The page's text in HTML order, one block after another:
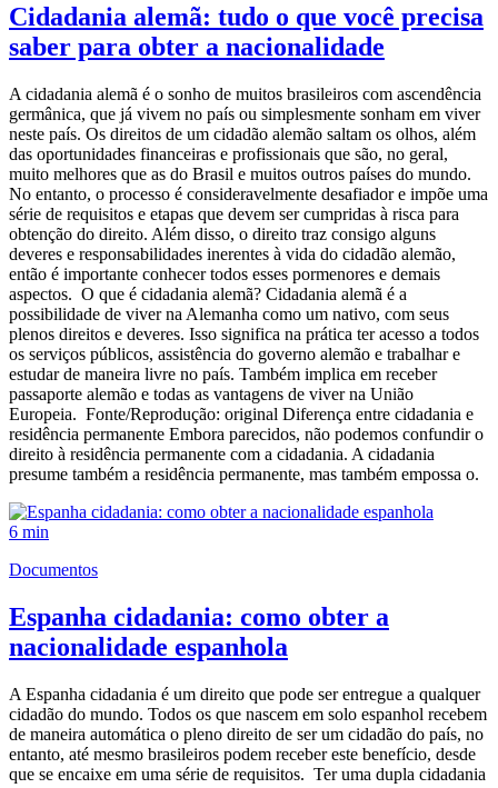
Cidadania alemã: tudo o que você precisa
saber para obter a nacionalidade
A cidadania alemã é o sonho de muitos brasileiros com ascendência
germânica, que já vivem no país ou simplesmente sonham em viver
neste país. Os direitos de um cidadão alemão saltam os olhos, além
das oportunidades financeiras e profissionais que são, no geral,
muito melhores que as do Brasil e muitos outros países do mundo.
No entanto, o processo é consideravelmente desafiador e impõe uma
série de requisitos e etapas que devem ser cumpridas à risca para
obtenção do direito. Além disso, o direito traz consigo alguns
deveres e responsabilidades inerentes à vida do cidadão alemão,
então é importante conhecer todos esses pormenores e demais
aspectos. O que é cidadania alemã? Cidadania alemã é a
possibilidade de viver na Alemanha como um nativo, com seus
plenos direitos e deveres. Isso significa na prática ter acesso a todos
os serviços públicos, assistência do governo alemão e trabalhar e
estudar de maneira livre no país. Também implica em receber
passaporte alemão e todas as vantagens de viver na União
Europeia. Fonte/Reprodução: original Diferença entre cidadania e
residência permanente Embora parecidos, não podemos confundir o
direito à residência permanente com a cidadania. A cidadania
presume também a residência permanente, mas também empossa o.
6 min
Documentos
Espanha cidadania: como obter a
nacionalidade espanhola
A Espanha cidadania é um direito que pode ser entregue a qualquer
cidadão do mundo. Todos os que nascem em solo espanhol recebem
de maneira automática o pleno direito de ser um cidadão do país, no
entanto, até mesmo brasileiros podem receber este benefício, desde
que se encaixe em uma série de requisitos. Ter uma dupla cidadania